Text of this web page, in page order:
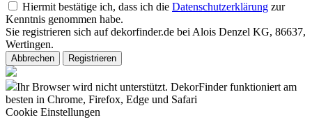
Hiermit bestätige ich, dass ich die Datenschutzerklärung zur
Kenntnis genommen habe.
Sie registrieren sich auf dekorfinder.de bei Alois Denzel KG, 86637,
Wertingen.
Abbrechen Registrieren
Ihr Browser wird nicht unterstützt. DekorFinder funktioniert am
besten in Chrome, Firefox, Edge und Safari
Cookie Einstellungen